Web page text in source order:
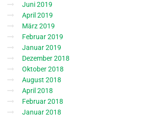
Juni 2019
April 2019
März 2019
Februar 2019
Januar 2019
Dezember 2018
Oktober 2018
August 2018
April 2018
Februar 2018
Januar 2018